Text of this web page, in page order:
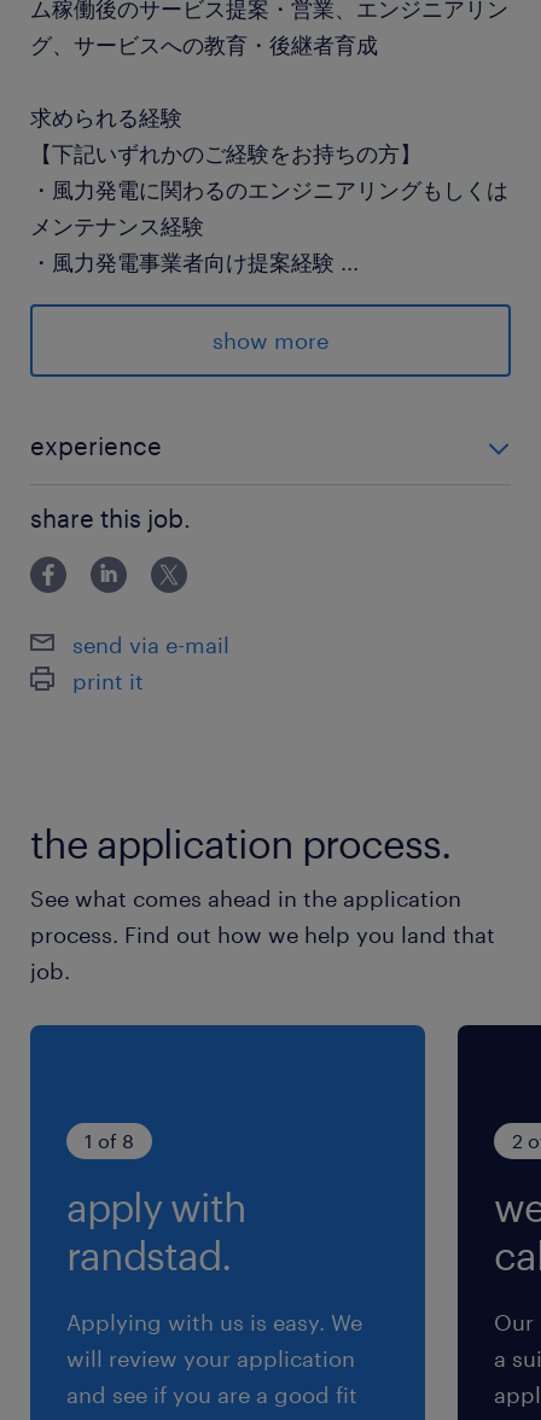
ム稼働後のサービス提案・営業、エンジニアリン
グ、サービスへの教育・後継者育成
求められる経験
【下記いずれかのご経験をお持ちの方】
・風力発電に関わるのエンジニアリングもしくは
メンテナンス経験
・風力発電事業者向け提案経験 ...
・ビジネスレベルで使用可能な英語力（尚可）
保険
土曜日 日曜日 祝日
給与
賞与
show more
experience
関わるのエンジニアリングもしくはメンテナンス経験
・風力発電事業者向け提案経験 ・ビジネスレベルで使
用可能な英語力（尚可）
share this job.
send via e-mail
print it
the application process.
See what comes ahead in the application
process. Find out how we help you land that
job.
1 of 8
apply with
randstad.
Applying with us is easy. We
will review your application
and see if you are a good fit
2
Our
a